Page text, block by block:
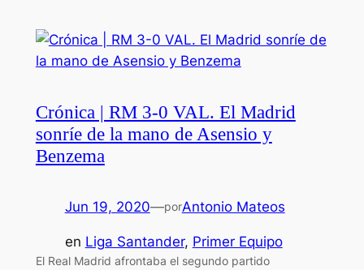
Crónica | RM 3-0 VAL. El Madrid
sonríe de la mano de Asensio y
Benzema
Jun 19, 2020—porAntonio Mateos
en Liga Santander, Primer Equipo
El Real Madrid afrontaba el segundo partido